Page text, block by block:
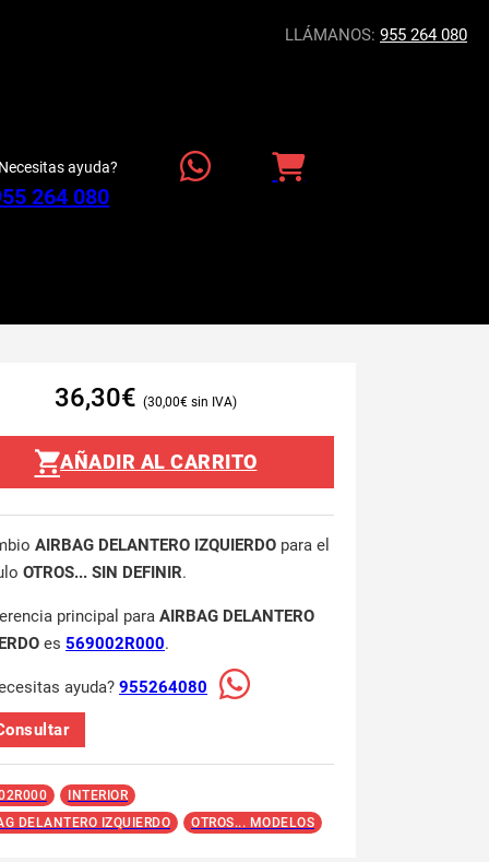
LLÁMANOS: 955 264 080
ayuda?
264 080
36,30€ 30,00€
AÑADIR AL CARRITO
AIRBAG DELANTERO IZQUIERDO para el
OTROS... SIN DEFINIR.
principal para AIRBAG DELANTERO
es 569002R000.
ayuda? 955264080
INTERIOR
DELANTERO IZQUIERDO
OTROS... MODELOS